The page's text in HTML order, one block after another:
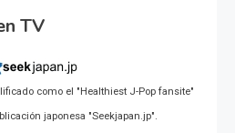
TV
como el "Healthiest J-Pop fansite"
japonesa "Seekjapan.jp".